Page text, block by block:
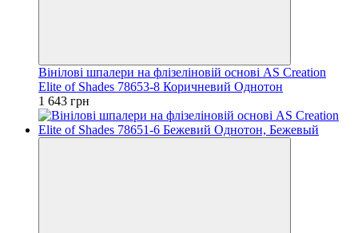
Вінілові шпалери на флізеліновій основі AS Creation
Elite of Shades 78653-8 Коричневий Однотон
1 643 грн